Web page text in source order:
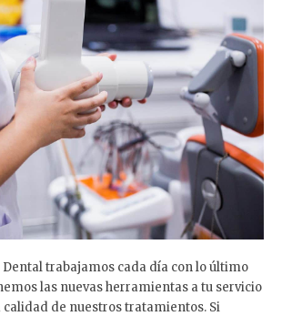
trabajamos cada día con lo último
las nuevas herramientas a tu servicio
de nuestros tratamientos. Si